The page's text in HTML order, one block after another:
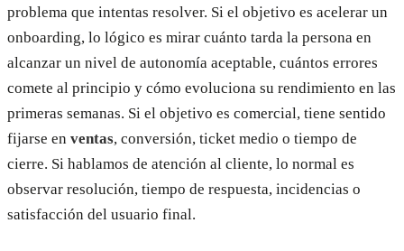
problema que intentas resolver. Si el objetivo es acelerar un
onboarding, lo lógico es mirar cuánto tarda la persona en
alcanzar un nivel de autonomía aceptable, cuántos errores
comete al principio y cómo evoluciona su rendimiento en las
primeras semanas. Si el objetivo es comercial, tiene sentido
fijarse en ventas, conversión, ticket medio o tiempo de
cierre. Si hablamos de atención al cliente, lo normal es
observar resolución, tiempo de respuesta, incidencias o
satisfacción del usuario final.